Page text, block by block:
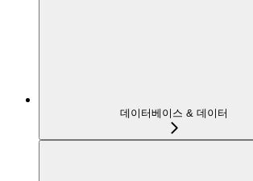
데이터베이스 & 데이터